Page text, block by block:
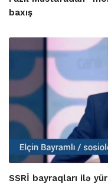
baxış
SSRİ bayraqları ilə